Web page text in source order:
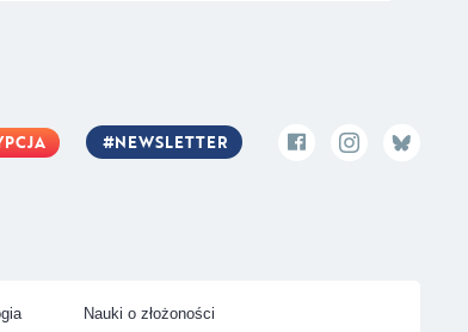
NEWSLETTER
Nauki o złożoności